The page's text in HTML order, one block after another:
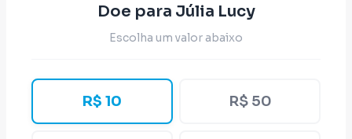
Doe para Júlia Lucy
Escolha um valor abaixo
R$ 10 R$ 50